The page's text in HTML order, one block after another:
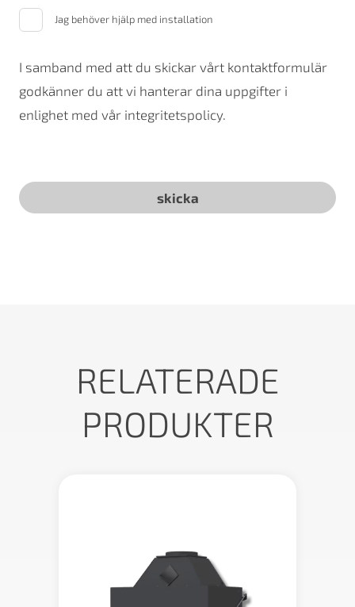
Jag behöver hjälp med installation
I samband med att du skickar vårt kontaktformulär
godkänner du att vi hanterar dina uppgifter i
enlighet med vår integritetspolicy.
RELATERADE
PRODUKTER